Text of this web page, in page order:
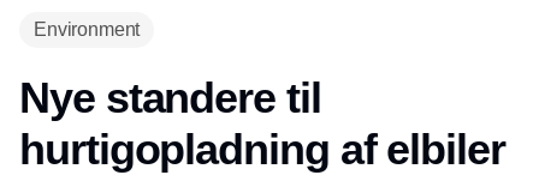
Environment
Nye standere til
hurtigopladning af elbiler